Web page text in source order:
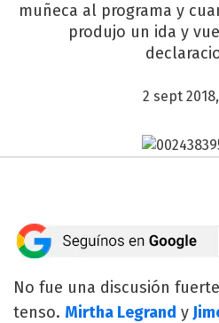
muñeca al programa y
produjo un ida y
2 sept
No fue una discusión
tenso. Mirtha Legrand y